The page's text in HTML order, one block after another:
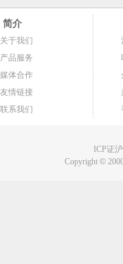
简介
关于我们
产品服务
媒体合作
友情链接
联系我们
ICP证
Copyright©